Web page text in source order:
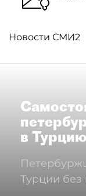
Новости СМИ2
в
Турции без